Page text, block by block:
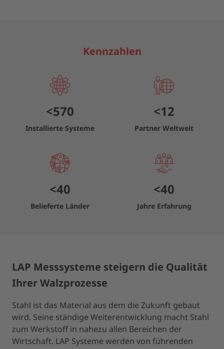
Kennzahlen
<570
Installierte Systeme
<12
Partner Weltweit
<40
Belieferte Länder
<40
Jahre Erfahrung
LAP Messsysteme steigern die Qualität
Ihrer Walzprozesse
Stahl ist das Material aus dem die Zukunft gebaut
wird. Seine ständige Weiterentwicklung macht Stahl
zum Werkstoff in nahezu allen Bereichen der
Wirtschaft. LAP Systeme werden von führenden